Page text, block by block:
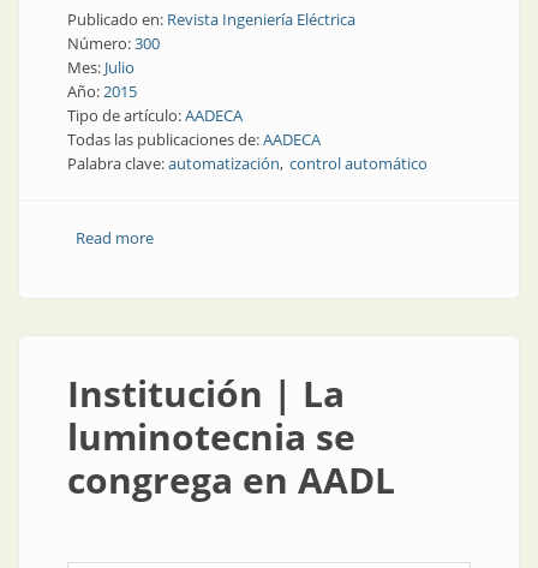
Publicado en: Revista Ingeniería Eléctrica
Número:300
Mes: Julio
Año:2015
Tipo de artículo:AADECA
Todas las publicaciones de:AADECA
Palabra clave:automatización control automático
Read moreabout Institución | Control automático entre la
Institución | La
luminotecnia se
congrega en AADL